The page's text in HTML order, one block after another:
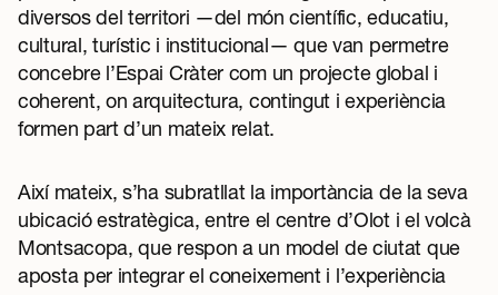
diversos del territori —del món científic, educatiu,
cultural, turístic i institucional— que van permetre
concebre l’Espai Cràter com un projecte global i
coherent, on arquitectura, contingut i experiència
formen part d’un mateix relat.
Així mateix, s’ha subratllat la importància de la seva
ubicació estratègica, entre el centre d’Olot i el volcà
Montsacopa, que respon a un model de ciutat que
aposta per integrar el coneixement i l’experiència